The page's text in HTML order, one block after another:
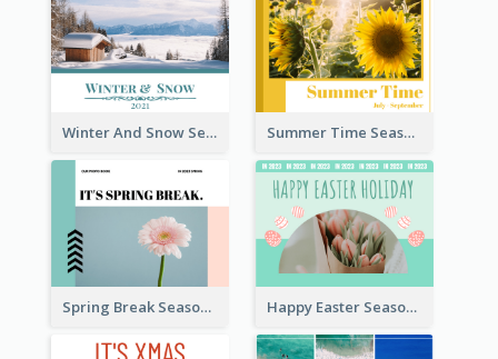
Winter And Snow Seasonal Photo Book Summer Time Seasonal Photo Book
Spring Break Seasonal Photo Book Happy Easter Seasonal Photo Book